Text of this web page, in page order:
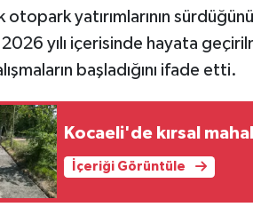
otopark yatırımlarının
2026 yılı içerisinde hayata
başladığını ifade etti.
Kocaeli'de kırsal
İçeriği Görüntüle